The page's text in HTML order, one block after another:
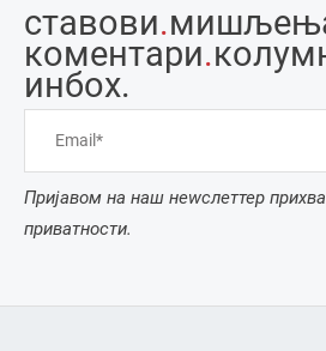
ставови.
коментари.
инбоx.
Пријавом на наш неwслеттер
приватности.